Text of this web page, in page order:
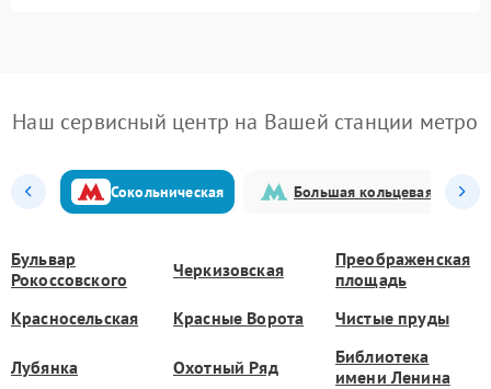
Наш сервисный центр на Вашей станции метро
Сокольническая Большая кольцевая
Бульвар
Рокоссовского
Черкизовская
Преображенская
площадь
Красносельская
Красные Ворота Чистые пруды
Лубянка Охотный Ряд
Библиотека
имени Ленина